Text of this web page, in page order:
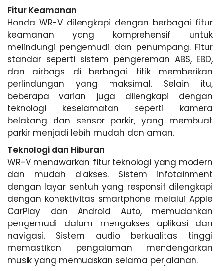
Fitur Keamanan
Honda WR-V dilengkapi dengan berbagai fitur
keamanan yang komprehensif untuk
melindungi pengemudi dan penumpang. Fitur
standar seperti sistem pengereman ABS, EBD,
dan airbags di berbagai titik memberikan
perlindungan yang maksimal. Selain itu,
beberapa varian juga dilengkapi dengan
teknologi keselamatan seperti kamera
belakang dan sensor parkir, yang membuat
parkir menjadi lebih mudah dan aman.
Teknologi dan Hiburan
WR-V menawarkan fitur teknologi yang modern
dan mudah diakses. Sistem infotainment
dengan layar sentuh yang responsif dilengkapi
dengan konektivitas smartphone melalui Apple
CarPlay dan Android Auto, memudahkan
pengemudi dalam mengakses aplikasi dan
navigasi. Sistem audio berkualitas tinggi
memastikan pengalaman mendengarkan
musik yang memuaskan selama perjalanan.